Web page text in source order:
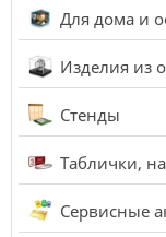
Для дома и
Изделия из
Стенды
Таблички,
Сервисные